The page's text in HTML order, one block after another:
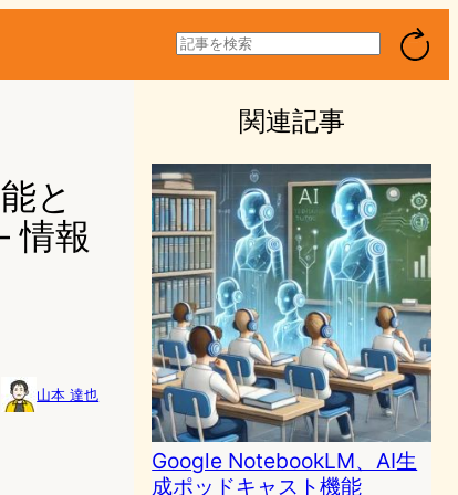
検
索
と
情報
山本 達也
関連記事
Google NotebookLM、AI生
成ポッドキャスト機能